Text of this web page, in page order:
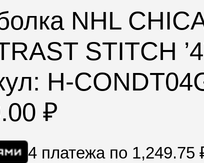
NHL
STITCH
H-
₽
4 платежа по 1,249.75